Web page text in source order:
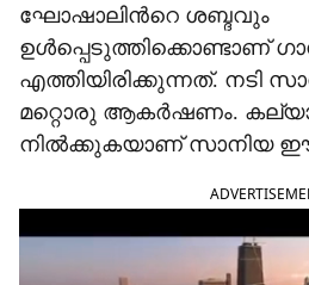
i
a
l
h
a
ഘോഷാലിന്‍റെ ശബ്ദവും
ഉൾപ്പെടുത്തിക്കൊണ്ടാണ്
എത്തിയിരിക്കുന്നത്. നടി
മറ്റൊരു ആകർഷണം.
നിൽക്കുകയാണ് സാനിയ ഈ